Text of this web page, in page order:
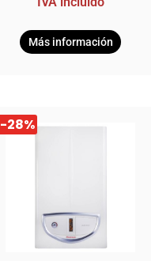
Más información
-28%
El
precio
El
precio